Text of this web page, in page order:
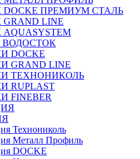
ПРЕМИУМ СТАЛЬ
LINE
DOCKE
GRAND LINE
ТЕХНОНИКОЛЬ
RUPLAST
FINEBER
Технониколь
Металл Профиль
DOCKE